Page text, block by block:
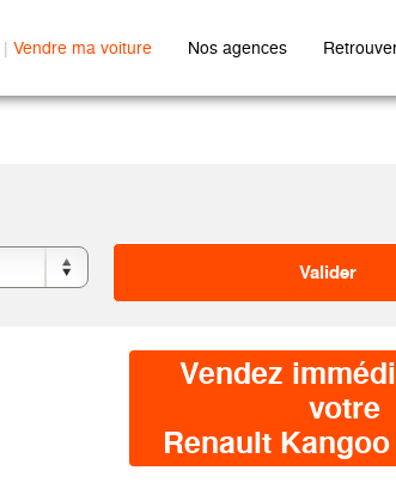
| Vendre ma voiture Nos agences
Vendez
votre
Renault